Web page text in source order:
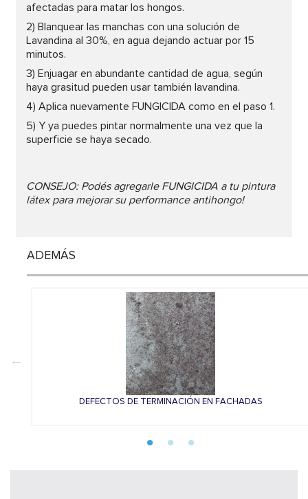
afectadas para matar los hongos.
2) Blanquear las manchas con una solución de
Lavandina al 30%, en agua dejando actuar por 15
minutos.
3) Enjuagar en abundante cantidad de agua, según
haya grasitud pueden usar también lavandina.
4) Aplica nuevamente FUNGICIDA como en el paso 1.
5) Y ya puedes pintar normalmente una vez que la
superficie se haya secado.
CONSEJO: Podés agregarle FUNGICIDA a tu pintura
látex para mejorar su performance antihongo!
ADEMÁS
DEFECTOS DE TERMINACIÓN EN FACHADAS